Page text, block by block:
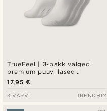
TrueFeel | 3-pakk valged
premium puuvillased
tennisesokid— punane ja sinin
triibudetail
17,95 €
3 VÄRVI TRENDHIM